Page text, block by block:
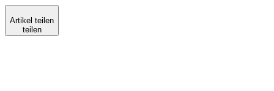
Artikel teilen
teilen